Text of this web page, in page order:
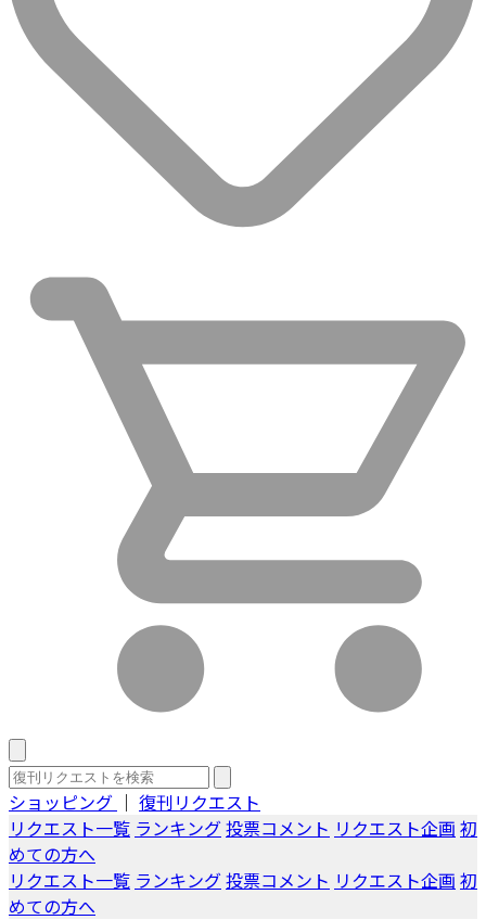
ショッピング ｜ 復刊リクエスト
リクエスト一覧 ランキング投票コメント リクエスト企画 初
めての方へ
リクエスト一覧 ランキング投票コメント リクエスト企画 初
めての方へ